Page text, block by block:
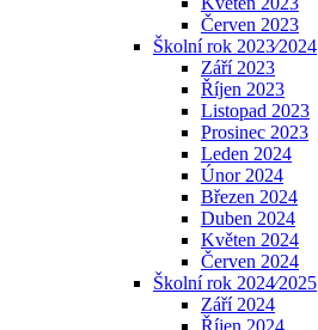
Červen 2023
Školní rok 2023⁄2024
Září 2023
Říjen 2023
Listopad 2023
Prosinec 2023
Leden 2024
Únor 2024
Březen 2024
Duben 2024
Květen 2024
Červen 2024
Školní rok 2024⁄2025
Září 2024
Říjen 2024